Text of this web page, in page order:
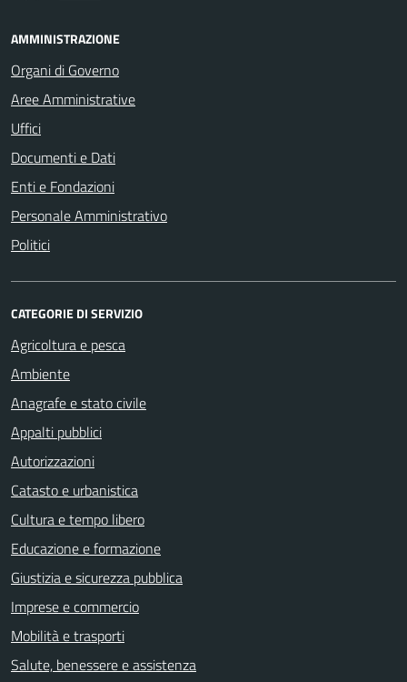
AMMINISTRAZIONE
Organi di Governo
Aree Amministrative
Uffici
Documenti e Dati
Enti e Fondazioni
Personale Amministrativo
Politici
CATEGORIE DI SERVIZIO
Agricoltura e pesca
Ambiente
Anagrafe e stato civile
Appalti pubblici
Autorizzazioni
Catasto e urbanistica
Cultura e tempo libero
Educazione e formazione
Giustizia e sicurezza pubblica
Imprese e commercio
Mobilità e trasporti
Salute, benessere e assistenza